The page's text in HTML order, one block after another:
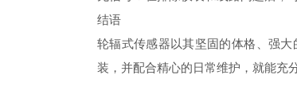
结语
轮辐式传感器以其坚固的体格、强
装，并配合精心的日常维护，就能充